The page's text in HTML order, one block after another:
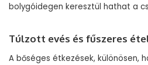
bolygóidegen keresztül hathat a
Túlzott evés és fűszeres
A bőséges étkezések, különösen,